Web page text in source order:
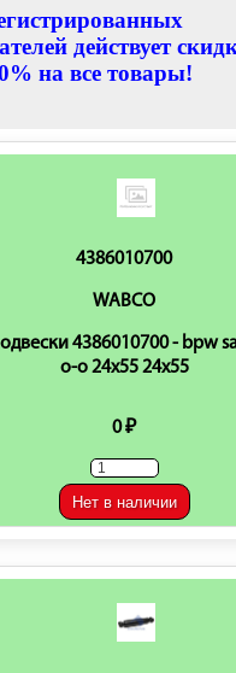
действует
на все товары!
4386010700
WABCO
4386010700 - bpw
o-o 24x55 24x55
0 ₽
Нет в наличии